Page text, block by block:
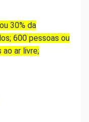
30% da
600 pessoas ou
ao ar livre;